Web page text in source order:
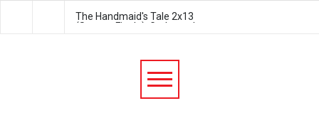
The Handmaid's Tale 2x13
(Season Finale): Godspeed